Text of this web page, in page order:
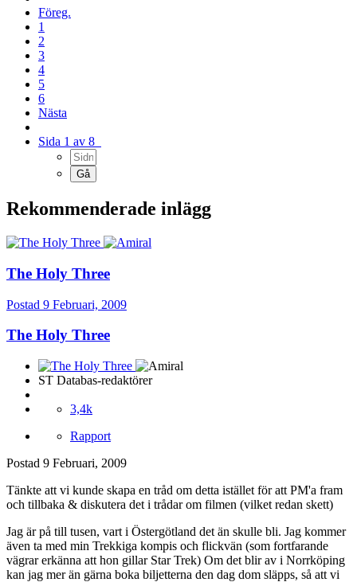
Föreg.
1
2
3
4
5
6
Nästa
Sida 1 av 8
Rekommenderade inlägg
The Holy Three
Postad 9 Februari, 2009
The Holy Three
ST Databas-redaktörer
3,4k
Rapport
Postad 9 Februari, 2009
Tänkte att vi kunde skapa en tråd om detta istället för att PM'a fram
och tillbaka & diskutera det i trådar om filmen (vilket redan skett)
Jag är på till tusen, vart i Östergötland det än skulle bli. Jag kommer
även ta med min Trekkiga kompis och flickvän (som fortfarande
vägrar erkänna att hon gillar Star Trek) Om det blir av i Norrköping
kan jag mer än gärna boka biljetterna den dag dom släpps, så att vi